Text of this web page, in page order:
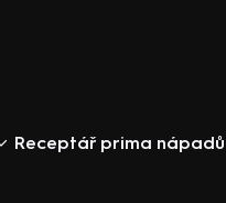
Receptář prima nápadů